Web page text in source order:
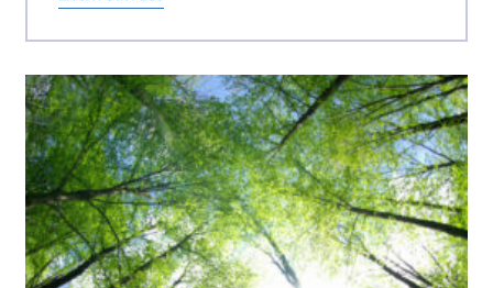
au monde qui se consacre à l’emballage et à la
manutention. Durant quatre jours, des professionnels,